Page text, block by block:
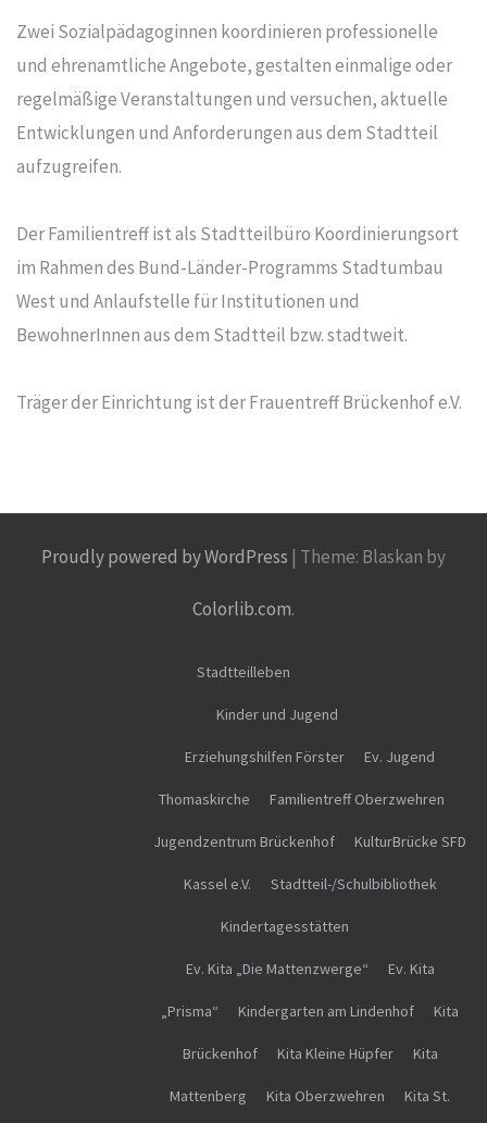
Zwei Sozialpädagoginnen koordinieren professionelle
und ehrenamtliche Angebote, gestalten einmalige oder
regelmäßige Veranstaltungen und versuchen, aktuelle
Entwicklungen und Anforderungen aus dem Stadtteil
aufzugreifen.
Der Familientreff ist als Stadtteilbüro Koordinierungsort
im Rahmen des Bund-Länder-Programms Stadtumbau
West und Anlaufstelle für Institutionen und
BewohnerInnen aus dem Stadtteil bzw. stadtweit.
Träger der Einrichtung ist der Frauentreff Brückenhof e.V.
Proudly powered by WordPress | Theme: Blaskan by
Colorlib.com.
Stadtteilleben
Kinder und Jugend
Erziehungshilfen Förster Ev. Jugend
Thomaskirche Familientreff Oberzwehren
Jugendzentrum Brückenhof KulturBrücke SFD
Kassel e.V. Stadtteil-/Schulbibliothek
Kindertagesstätten
Ev. Kita „Die Mattenzwerge“ Ev. Kita
„Prisma“ Kindergarten am Lindenhof Kita
Brückenhof Kita Kleine Hüpfer Kita
Mattenberg Kita Oberzwehren Kita St.